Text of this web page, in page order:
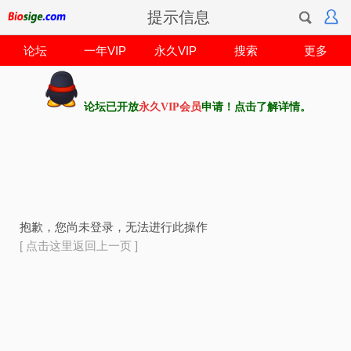
提示信息
论坛 一年VIP 永久VIP 搜索 更多
论坛已开放永久VIP会员申请！点击了解详情。
抱歉，您尚未登录，无法进行此操作
[ 点击这里返回上一页 ]